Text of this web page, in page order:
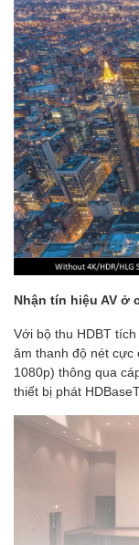
Nhận tín hiệu AV ở
Với bộ thu HDBT
âm thanh độ nét cực
1080p) thông qua
thiết bị phát